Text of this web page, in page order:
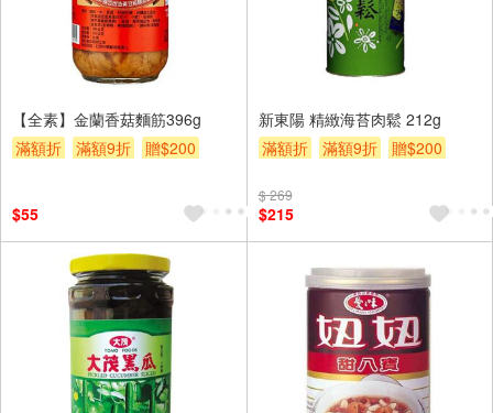
【全素】金蘭香菇麵筋396g
滿額折
滿額9折 贈$200
$55
新東陽 精緻海苔肉鬆 212g
滿額折
滿額9折 贈$200
$ 269
$215